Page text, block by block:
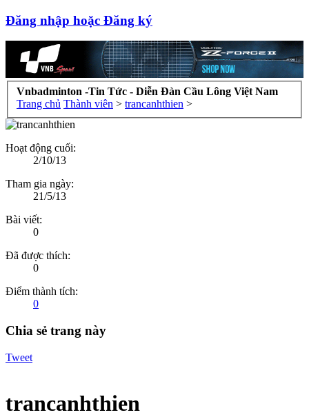
Đăng nhập hoặc Đăng ký
Vnbadminton -Tin Tức - Diễn Đàn Cầu Lông Việt Nam
Trang chủ Thành viên > trancanhthien >
Hoạt động cuối:
2/10/13
Tham gia ngày:
21/5/13
Bài viết:
0
Đã được thích:
0
Điểm thành tích:
0
Chia sẻ trang này
Tweet
trancanhthien